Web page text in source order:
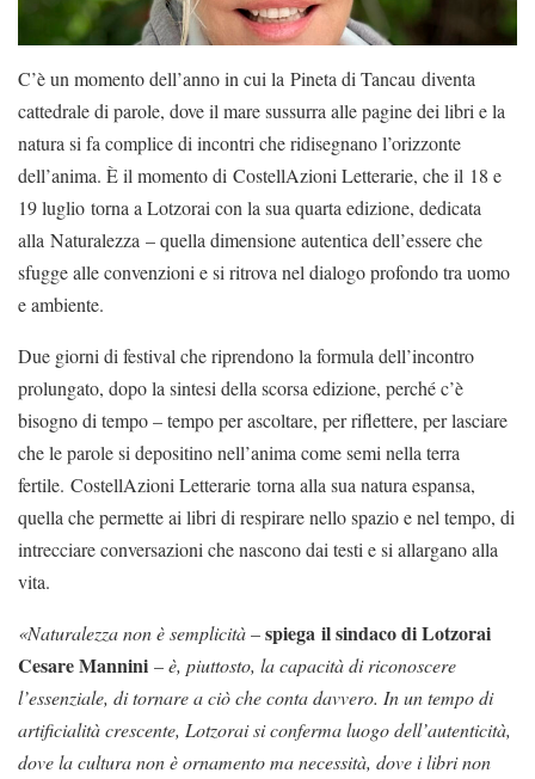
C’è un momento dell’anno in cui la Pineta di Tancau diventa
cattedrale di parole, dove il mare sussurra alle pagine dei libri e la
natura si fa complice di incontri che ridisegnano l’orizzonte
dell’anima. È il momento di CostellAzioni Letterarie, che il 18 e
19 luglio torna a Lotzorai con la sua quarta edizione, dedicata
alla Naturalezza – quella dimensione autentica dell’essere che
sfugge alle convenzioni e si ritrova nel dialogo profondo tra uomo
e ambiente.
Due giorni di festival che riprendono la formula dell’incontro
prolungato, dopo la sintesi della scorsa edizione, perché c’è
bisogno di tempo – tempo per ascoltare, per riflettere, per lasciare
che le parole si depositino nell’anima come semi nella terra
fertile. CostellAzioni Letterarie torna alla sua natura espansa,
quella che permette ai libri di respirare nello spazio e nel tempo, di
intrecciare conversazioni che nascono dai testi e si allargano alla
vita.
«Naturalezza non è semplicità–spiega il sindaco di Lotzorai
Cesare Mannini –è, piuttosto, la capacità di riconoscere
l’essenziale, di tornare a ciò che conta davvero. In un tempo di
artificialità crescente, Lotzorai si conferma luogo dell’autenticità,
dove la cultura non è ornamento ma necessità, dove i libri non